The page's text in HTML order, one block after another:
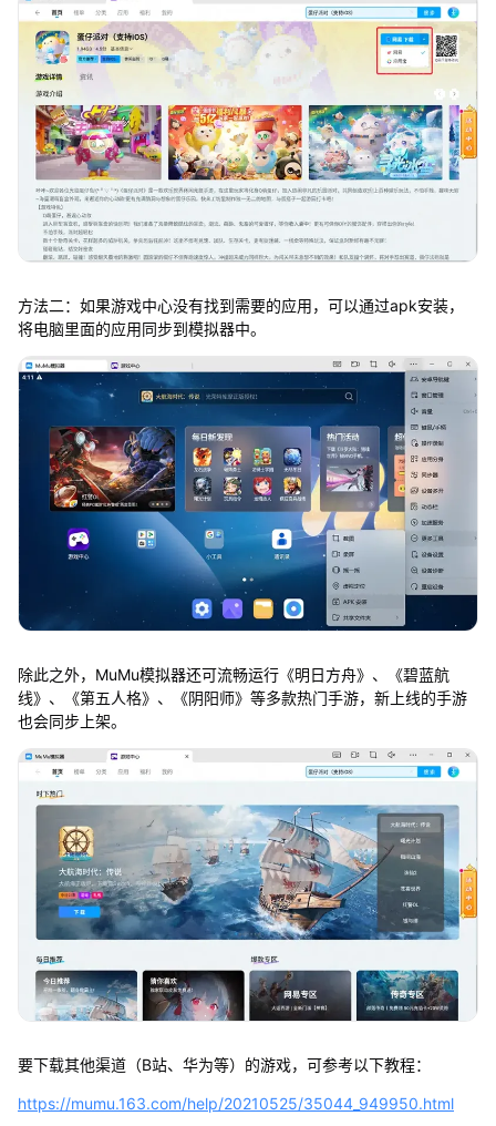
方法二：如果游戏中心没有找到需要的应用，可以通过apk安装，
将电脑里面的应用同步到模拟器中。
除此之外，MuMu模拟器还可流畅运行《明日方舟》、《碧蓝航
线》、《第五人格》、《阴阳师》等多款热门手游，新上线的手游
也会同步上架。
要下载其他渠道（B站、华为等）的游戏，可参考以下教程：
https://mumu.163.com/help/20210525/35044_949950.html